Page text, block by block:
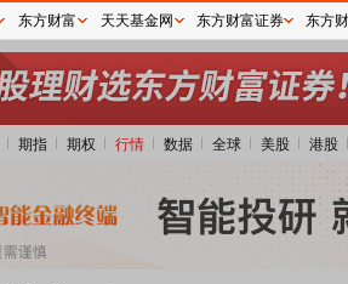
期指 期权 行情 数据 全球 美股 港股
东方财富 天天基金网 东方财富证券 东方